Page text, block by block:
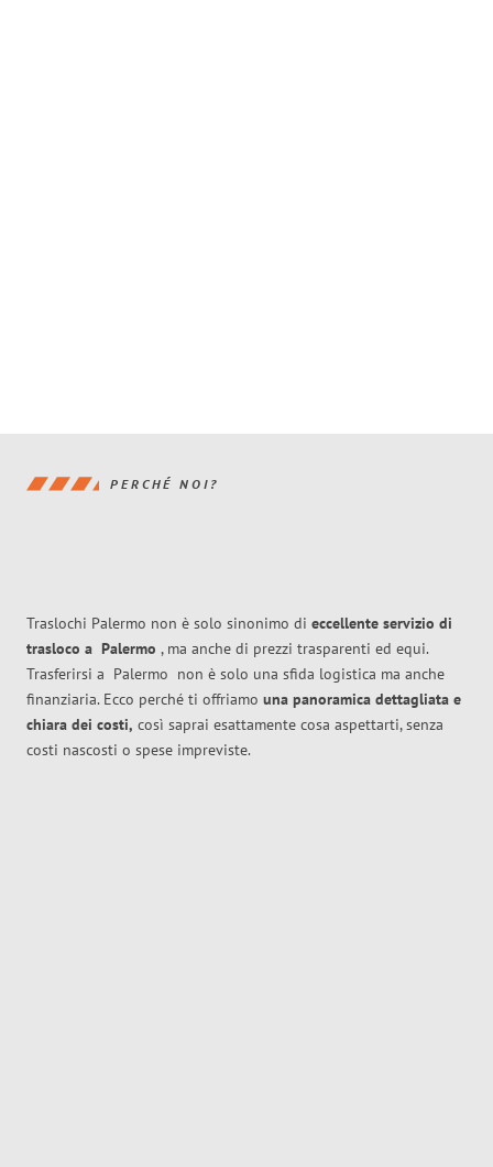
PERCHÉ NOI?
Traslochi Palermo non è solo sinonimo di eccellente servizio di
trasloco a Palermo , ma anche di prezzi trasparenti ed equi.
Trasferirsi a Palermo non è solo una sfida logistica ma anche
finanziaria. Ecco perché ti offriamo una panoramica dettagliata e
chiara dei costi, così saprai esattamente cosa aspettarti, senza
costi nascosti o spese impreviste.